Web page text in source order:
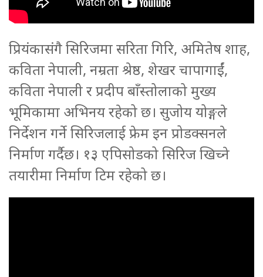
प्रियंकासंगै सिरिजमा सरिता गिरि, अमितेष शाह,
कविता नेपाली, नम्रता श्रेष्ठ, शेखर चापागाईं,
कविता नेपाली र प्रदीप बाँस्तोलाको मुख्य
भूमिकामा अभिनय रहेको छ। सुजोय योङ्गले
निर्देशन गर्ने सिरिजलाई फ्रेम इन प्रोडक्सनले
निर्माण गर्दैछ। १३ एपिसोडको सिरिज खिच्ने
तयारीमा निर्माण टिम रहेको छ।